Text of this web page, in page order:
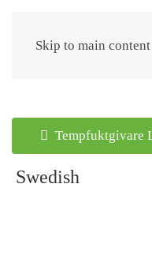
Skip to main content
Tempfuktgivare
Swedish